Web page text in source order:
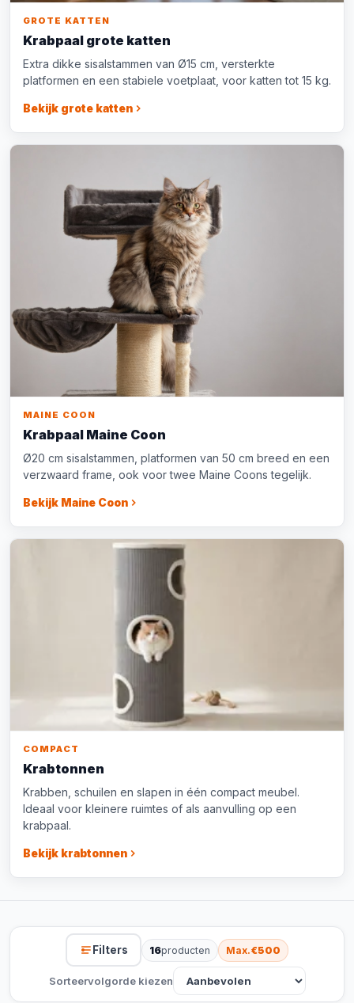
GROTE KATTEN
Krabpaal grote katten
Extra dikke sisalstammen van Ø15 cm, versterkte
platformen en een stabiele voetplaat, voor katten tot 15 kg.
Bekijk grote katten
MAINE COON
Krabpaal Maine Coon
Ø20 cm sisalstammen, platformen van 50 cm breed en een
verzwaard frame, ook voor twee Maine Coons tegelijk.
Bekijk Maine Coon
COMPACT
Krabtonnen
Krabben, schuilen en slapen in één compact meubel.
Ideaal voor kleinere ruimtes of als aanvulling op een
krabpaal.
Bekijk krabtonnen
Filters 16producten Max.€500
Sorteervolgorde kiezen